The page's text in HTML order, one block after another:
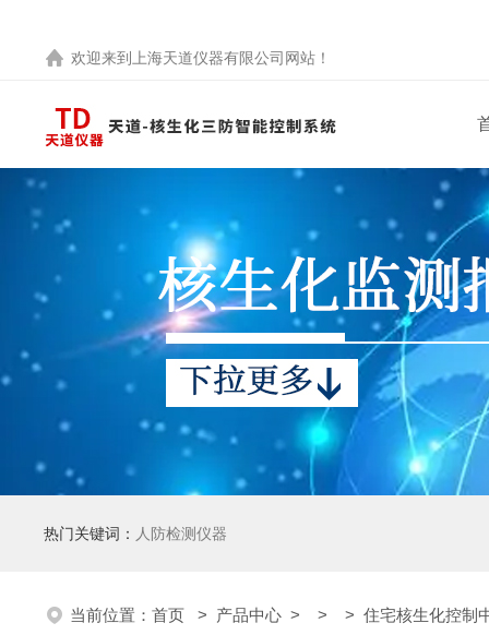
欢迎来到 上海天道仪器有限公司 网站！
热门关键词： 人防检测仪器
当前位置： 首页 > 产品中心 > > > 住宅核生化控制中